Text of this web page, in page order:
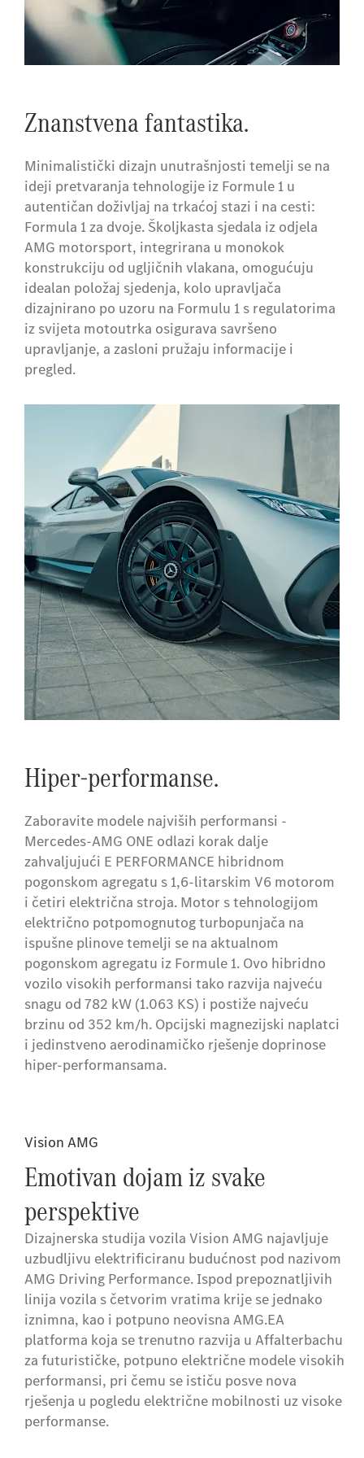
Znanstvena fantastika.
Minimalistički dizajn unutrašnjosti temelji se na
ideji pretvaranja tehnologije iz Formule 1 u
autentičan doživljaj na trkaćoj stazi i na cesti:
Formula 1 za dvoje. Školjkasta sjedala iz odjela
AMG motorsport, integrirana u monokok
konstrukciju od ugljičnih vlakana, omogućuju
idealan položaj sjedenja, kolo upravljača
dizajnirano po uzoru na Formulu 1 s regulatorima
iz svijeta motoutrka osigurava savršeno
upravljanje, a zasloni pružaju informacije i
pregled.
Hiper-performanse.
Zaboravite modele najviših performansi -
Mercedes-AMG ONE odlazi korak dalje
zahvaljujući E PERFORMANCE hibridnom
pogonskom agregatu s 1,6-litarskim V6 motorom
i četiri električna stroja. Motor s tehnologijom
električno potpomognutog turbopunjača na
ispušne plinove temelji se na aktualnom
pogonskom agregatu iz Formule 1. Ovo hibridno
vozilo visokih performansi tako razvija najveću
snagu od 782 kW (1.063 KS) i postiže najveću
brzinu od 352 km/h. Opcijski magnezijski naplatci
i jedinstveno aerodinamičko rješenje doprinose
hiper-performansama.
Vision AMG
Emotivan dojam iz svake
perspektive
Dizajnerska studija vozila Vision AMG najavljuje
uzbudljivu elektrificiranu budućnost pod nazivom
AMG Driving Performance. Ispod prepoznatljivih
linija vozila s četvorim vratima krije se jednako
iznimna, kao i potpuno neovisna AMG.EA
platforma koja se trenutno razvija u Affalterbachu
za futurističke, potpuno električne modele visokih
performansi, pri čemu se ističu posve nova
rješenja u pogledu električne mobilnosti uz visoke
performanse.